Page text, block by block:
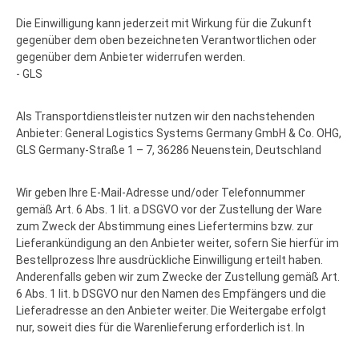
Die Einwilligung kann jederzeit mit Wirkung für die Zukunft
gegenüber dem oben bezeichneten Verantwortlichen oder
gegenüber dem Anbieter widerrufen werden.
- GLS
Als Transportdienstleister nutzen wir den nachstehenden
Anbieter: General Logistics Systems Germany GmbH & Co. OHG,
GLS Germany-Straße 1 – 7, 36286 Neuenstein, Deutschland
Wir geben Ihre E-Mail-Adresse und/oder Telefonnummer
gemäß Art. 6 Abs. 1 lit. a DSGVO vor der Zustellung der Ware
zum Zweck der Abstimmung eines Liefertermins bzw. zur
Lieferankündigung an den Anbieter weiter, sofern Sie hierfür im
Bestellprozess Ihre ausdrückliche Einwilligung erteilt haben.
Anderenfalls geben wir zum Zwecke der Zustellung gemäß Art.
6 Abs. 1 lit. b DSGVO nur den Namen des Empfängers und die
Lieferadresse an den Anbieter weiter. Die Weitergabe erfolgt
nur, soweit dies für die Warenlieferung erforderlich ist. In